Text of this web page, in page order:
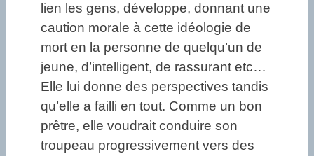
lien les gens, développe, donnant une
caution morale à cette idéologie de
mort en la personne de quelqu’un de
jeune, d’intelligent, de rassurant etc…
Elle lui donne des perspectives tandis
qu’elle a failli en tout. Comme un bon
prêtre, elle voudrait conduire son
troupeau progressivement vers des